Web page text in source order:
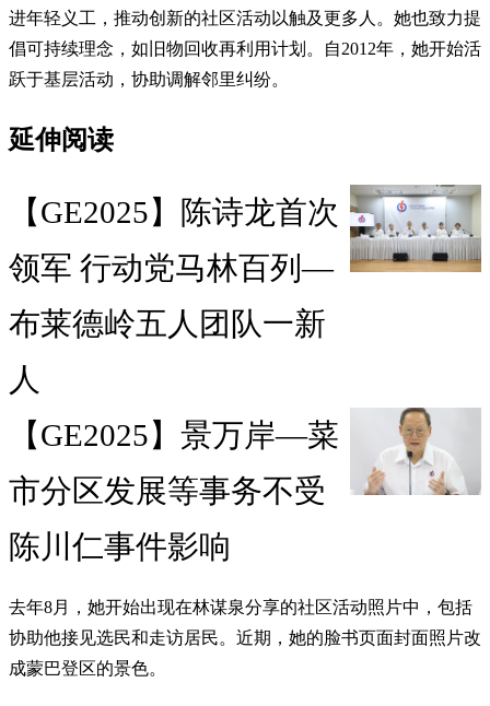
进年轻义工，推动创新的社区活动以触及更多人。她也致力提
倡可持续理念，如旧物回收再利用计划。自2012年，她开始活
跃于基层活动，协助调解邻里纠纷。
延伸阅读
【GE2025】陈诗龙首次
领军 行动党马林百列—
布莱德岭五人团队一新
人
【GE2025】景万岸—菜
市分区发展等事务不受
陈川仁事件影响
去年8月，她开始出现在林谋泉分享的社区活动照片中，包括
协助他接见选民和走访居民。近期，她的脸书页面封面照片改
成蒙巴登区的景色。